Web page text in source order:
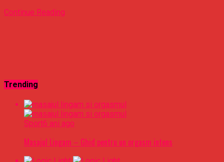
Continue Reading
Trending
Sport6 ani ago
Masajul Lingam – Ghid pentru un orgasm intens